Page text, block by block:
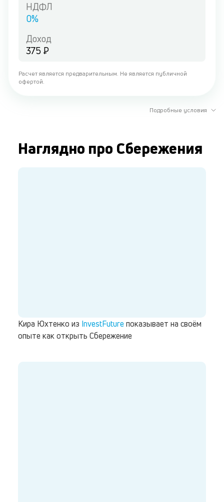
НДФЛ
0%
Доход
375 ₽
Расчет является предварительным. Не является публичной
офертой.
Подробные условия
Наглядно про Сбережения
Кира Юхтенко из InvestFutureпоказывает на своём
опыте как открыть Сбережение